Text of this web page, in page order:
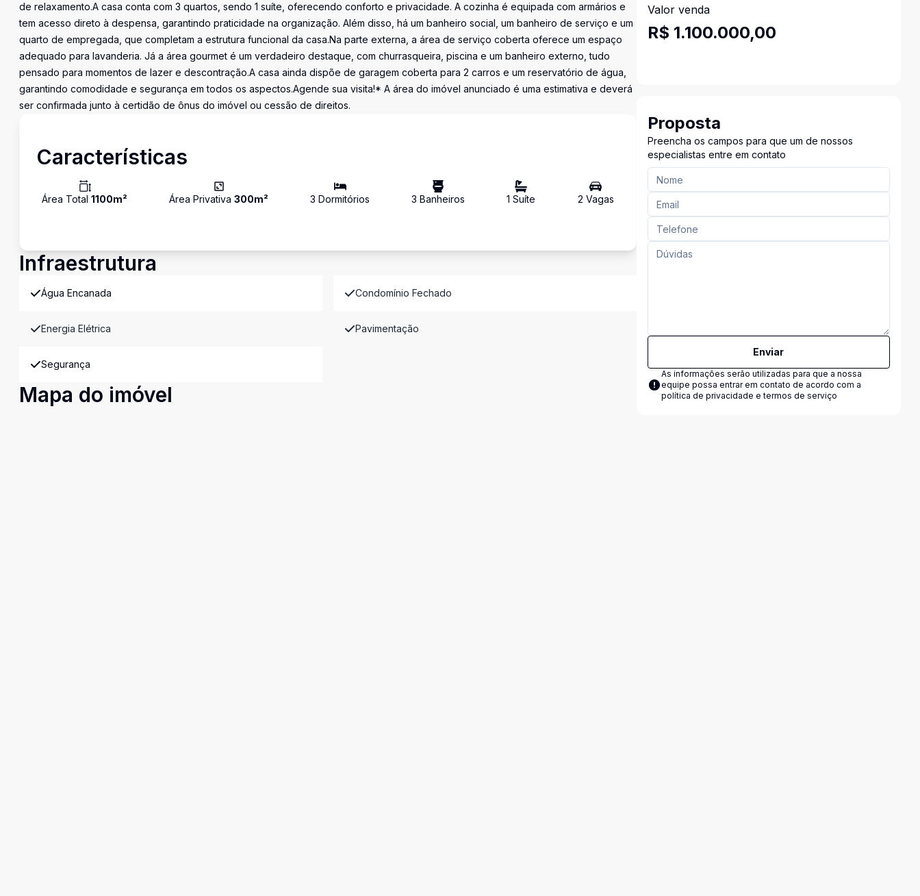
de relaxamento.A casa conta com 3 quartos, sendo 1 suíte, oferecendo conforto e privacidade. A cozinha é equipada com armários e
tem acesso direto à despensa, garantindo praticidade na organização. Além disso, há um banheiro social, um banheiro de serviço e um
quarto de empregada, que completam a estrutura funcional da casa.Na parte externa, a área de serviço coberta oferece um espaço
adequado para lavanderia. Já a área gourmet é um verdadeiro destaque, com churrasqueira, piscina e um banheiro externo, tudo
pensado para momentos de lazer e descontração.A casa ainda dispõe de garagem coberta para 2 carros e um reservatório de água,
garantindo comodidade e segurança em todos os aspectos.Agende sua visita!* A área do imóvel anunciado é uma estimativa e deverá
ser confirmada junto à certidão de ônus do imóvel ou cessão de direitos.
Características
Área Total 1100m² Área Privativa300m² 3 Dormitórios 3 Banheiros 1 Suíte 2 Vagas
Infraestrutura
Água Encanada Condomínio Fechado
Energia Elétrica Pavimentação
Segurança
Mapa do imóvel
Valor venda
R$ 1.100.000,00
Proposta
Preencha os campos para que um de nossos
especialistas entre em contato
Enviar
As informações serão utilizadas para que a nossa
equipe possa entrar em contato de acordo com a
política de privacidade e termos de serviço